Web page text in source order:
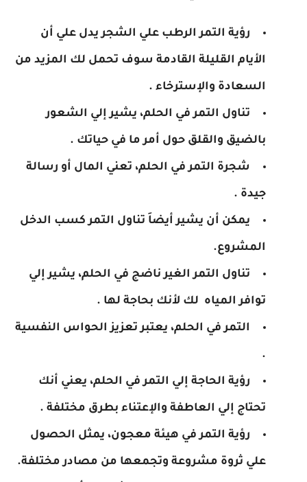
رؤية التمر الرطب علي الشجر يدل علي أن
الأيام القليلة القادمة سوف تحمل لك المزيد من
السعادة والإسترخاء .
تناول التمر في الحلم، يشير إلي الشعور
بالضيق والقلق حول أمر ما في حياتك .
شجرة التمر في الحلم، تعني المال أو رسالة
جيدة .
يمكن أن يشير أيضاَ تناول التمر كسب الدخل
المشروع.
تناول التمر الغير ناضج في الحلم، يشير إلي
توافر المياه لك لأنك بحاجة لها .
التمر في الحلم، يعتبر تعزيز الحواس النفسية
.
رؤية الحاجة إلي التمر في الحلم، يعني أنك
تحتاج إلي العاطفة والإعتناء بطرق مختلفة .
رؤية التمر في هيئة معجون، يمثل الحصول
علي ثروة مشروعة وتجمعها من مصادر مختلفة.